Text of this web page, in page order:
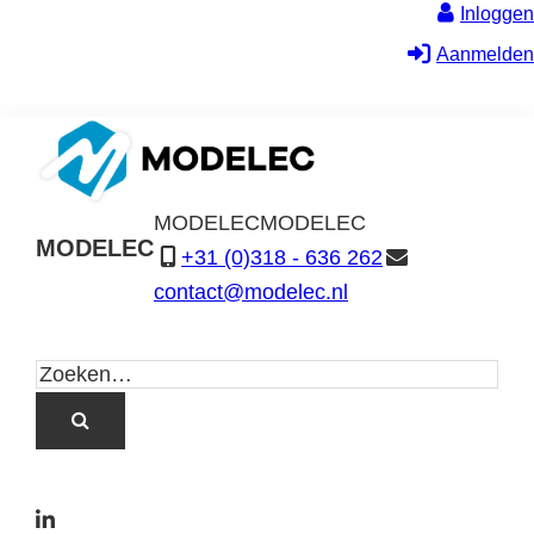
Inloggen
Aanmelden
MODELEC
MODELECMODELEC
+31 (0)318 - 636 262
contact@modelec.nl
L